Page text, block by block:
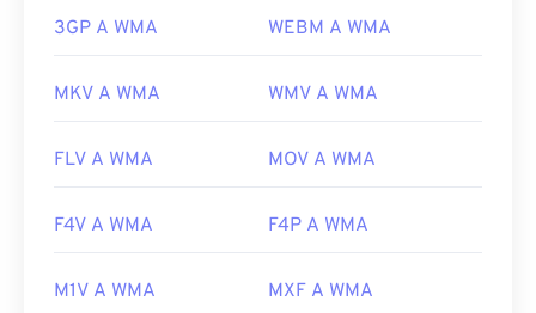
3GP A WMA WEBM A WMA
MKV A WMA WMV A WMA
FLV A WMA MOV A WMA
F4V A WMA F4P A WMA
M1V A WMA MXF A WMA